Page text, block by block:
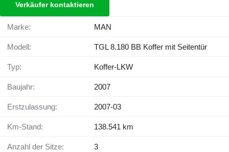
Verkäufer kontaktieren
Marke: MAN
Modell: TGL 8.180 BB Koffer mit Seitentür
Typ: Koffer-LKW
Baujahr: 2007
Erstzulassung: 2007-03
Km-Stand: 138.541 km
Anzahl der Sitze: 3